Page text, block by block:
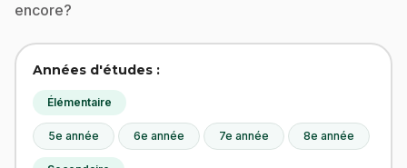
encore?
Années d'études :
Élémentaire
5e année 6e année 7e année 8e année